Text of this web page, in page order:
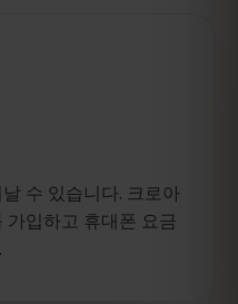
수 있습니다. 크로아
입하고 휴대폰 요금